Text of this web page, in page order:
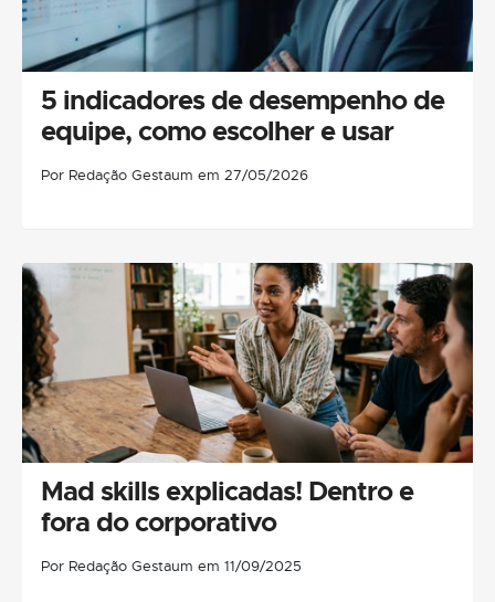
5 indicadores de desempenho de
equipe, como escolher e usar
Por Redação Gestaum em 27/05/2026
Mad skills explicadas! Dentro e
fora do corporativo
Por Redação Gestaum em 11/09/2025